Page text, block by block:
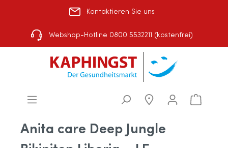
Kontaktieren Sie uns
Webshop-Hotline 0800 5532211 (kostenfrei)
Anita care Deep Jungle